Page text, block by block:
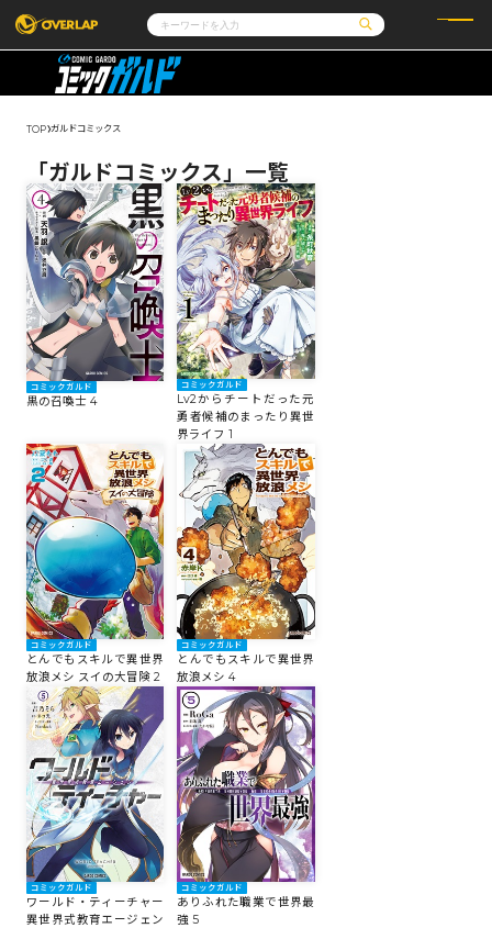
コミック
LiQulle
ライトノベル
コミックエッセイ
ポケットモンスター
アニメ
ゲーム
OVERLAP STORE
オーバーラップ広報室
企業
会社概要
採用情報
アクセス
オーバーラップホールディングス
お問い合わせはこちら
オーバーラップ文庫
オーバーラップノベルス
オーバーラップノベルスf
ロサージュノベルス
コミックガルド
コミッククリエ
リキューレ
TOP ガルドコミックス
「ガルドコミックス」一覧
コミックガルド
黒の召喚士 4
コミックガルド
Lv2からチートだった元
勇者候補のまったり異世
界ライフ 1
コミックガルド
とんでもスキルで異世界
放浪メシ スイの大冒険 2
コミックガルド
とんでもスキルで異世界
放浪メシ 4
コミックガルド
ワールド・ティーチャー
異世界式教育エージェン
コミックガルド
ありふれた職業で世界最
強 5